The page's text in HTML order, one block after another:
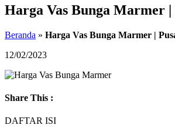
Harga Vas Bunga Marmer
Beranda » Harga Vas Bunga Marmer |
12/02/2023
Share This :
DAFTAR ISI